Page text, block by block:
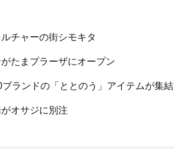
チャーの街シモキタ
たまプラーザにオープン
ランドの「ととのう」アイテムが集結
オサジに別注